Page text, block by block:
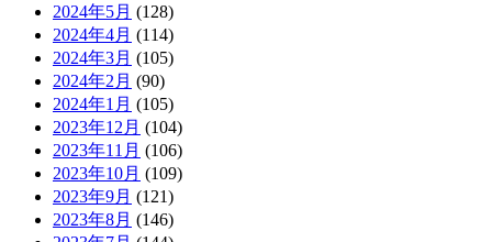
2024年5月 (128)
2024年4月 (114)
2024年3月 (105)
2024年2月 (90)
2024年1月 (105)
2023年12月 (104)
2023年11月 (106)
2023年10月 (109)
2023年9月 (121)
2023年8月 (146)